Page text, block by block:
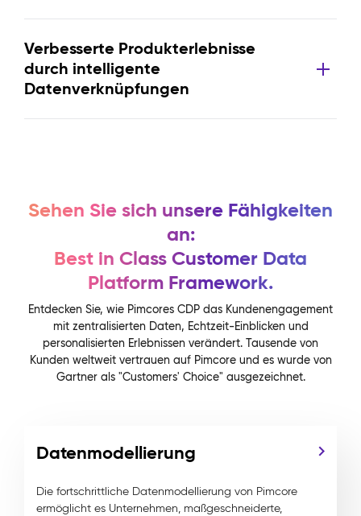
Verbesserte Produkterlebnisse
durch intelligente
Datenverknüpfungen
Sehen Sie sich unsere Fähigkeiten
an:
Best in Class Customer Data
Platform Framework.
Entdecken Sie, wie Pimcores CDP das Kundenengagement
mit zentralisierten Daten, Echtzeit-Einblicken und
personalisierten Erlebnissen verändert. Tausende von
Kunden weltweit vertrauen auf Pimcore und es wurde von
Gartner als "Customers' Choice" ausgezeichnet.
Datenmodellierung
Die fortschrittliche Datenmodellierung von Pimcore
ermöglicht es Unternehmen, maßgeschneiderte,